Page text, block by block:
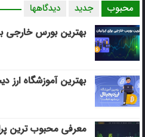
محبوب جدید دیدگاهها
بهترین بورس خارجی
بهترین آموزشگاه
معرفی محبوب ترین پراپ